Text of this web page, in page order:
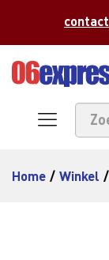
contact
Home / Winkel /